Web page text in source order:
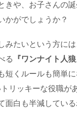
きや、お子さんの
かがでしょうか？
みたいという方に
る
『ワンナイト人狼
短くルールも簡単に
リッキーな役職が
面白も半減してい